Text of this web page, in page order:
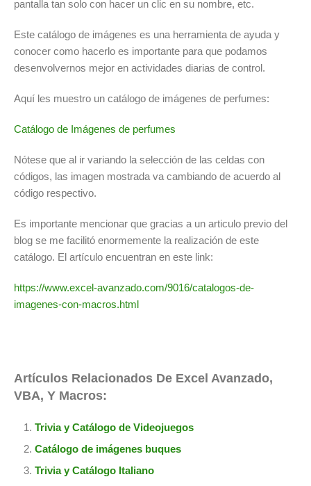
pantalla tan solo con hacer un clic en su nombre, etc.
Este catálogo de imágenes es una herramienta de ayuda y
conocer como hacerlo es importante para que podamos
desenvolvernos mejor en actividades diarias de control.
Aquí les muestro un catálogo de imágenes de perfumes:
Catálogo de Imágenes de perfumes
Nótese que al ir variando la selección de las celdas con
códigos, las imagen mostrada va cambiando de acuerdo al
código respectivo.
Es importante mencionar que gracias a un articulo previo del
blog se me facilitó enormemente la realización de este
catálogo. El artículo encuentran en este link:
https://www.excel-avanzado.com/9016/catalogos-de-
imagenes-con-macros.html
Artículos Relacionados De Excel Avanzado,
VBA, Y Macros:
Trivia y Catálogo de Videojuegos
Catálogo de imágenes buques
Trivia y Catálogo Italiano